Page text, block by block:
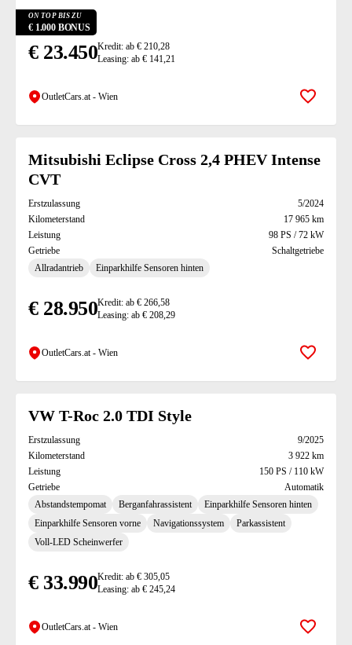
ON TOP BIS ZU
€ 1.000 BONUS
€ 23.450Kredit: ab € 210,28
Leasing: ab € 141,21
OutletCars.at - Wien Zur
Mitsubishi Eclipse Cross 2,4 PHEV Intense
CVT
Erstzulassung
5/2024
Kilometerstand
17 965 km
Leistung
98 PS / 72 kW
Getriebe
Schaltgetriebe
Allradantrieb
Einparkhilfe Sensoren hinten
€ 28.950Kredit: ab € 266,58
Leasing: ab € 208,29
OutletCars.at - Wien Zur
VW T-Roc 2.0 TDI Style
Erstzulassung
9/2025
Kilometerstand
3 922 km
Leistung
150 PS / 110 kW
Getriebe
Automatik
Abstandstempomat
Berganfahrassistent
Einparkhilfe Sensoren hinten
Einparkhilfe Sensoren vorne
Navigationssystem
Parkassistent
Voll-LED Scheinwerfer
€ 33.990Kredit: ab € 305,05
Leasing: ab € 245,24
OutletCars.at - Wien Zur